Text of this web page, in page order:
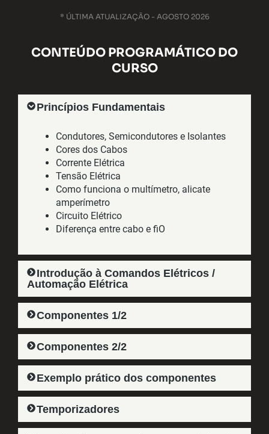
* ÚLTIMA ATUALIZAÇÃO - AGOSTO 2026
CONTEÚDO PROGRAMÁTICO DO
CURSO
Princípios Fundamentais​
Condutores, Semicondutores e Isolantes
Cores dos Cabos
Corrente Elétrica
Tensão Elétrica
Como funciona o multímetro, alicate
amperímetro
Circuito Elétrico
Diferença entre cabo e fiO
Introdução à Comandos Elétricos /
Automação Elétrica​
Componentes 1/2​
Componentes 2/2​
Exemplo prático dos componentes​
Temporizadores​